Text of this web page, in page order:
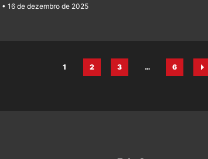
16 de dezembro de 2025
Página
1
Página
2
Página
3
…
Página
6